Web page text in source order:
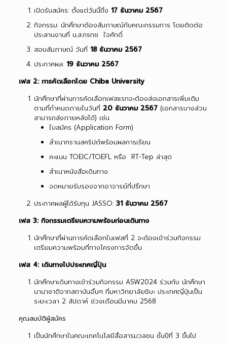
เปิดรับสมัคร: ตั้งแต่วันนี้ถึง 17 ธันวาคม 2567
กิจกรรม: นักศึกษาต้องสัมภาษณ์กับคณะกรรมการ โดยติดต่อ
ประสานงานที่ น.ส.กรกช ใจศักดิ์
สอบสัมภาษณ์ วันที่ 18 ธันวาคม 2567
ประกาศผล: 19 ธันวาคม 2567
เฟส 2: การคัดเลือกโดย Chiba University
นักศึกษาที่ผ่านการคัดเลือกเฟสแรกจะต้องส่งเอกสารเพิ่มเติม
ตามที่กำหนดภายในวันที่ 20 ธันวาคม 2567(เอกสารบางส่วน
สามารถส่งภายหลังได้) เช่น
ใบสมัคร (Application Form)
สำเนาทรานสคริปต์พร้อมผลการเรียน
คะแนน TOEIC/TOEFL หรือ RT-Tep ล่าสุด
สำเนาหนังสือเดินทาง
จดหมายรับรองจากอาจารย์ที่ปรึกษา
ประกาศผลผู้ได้รับทุน JASSO: 31 ธันวาคม 2567
เฟส 3: กิจกรรมเตรียมความพร้อมก่อนเดินทาง
นักศึกษาที่ผ่านการคัดเลือกในเฟสที่ 2 จะต้องเข้าร่วมกิจกรรม
เตรียมความพร้อมที่ทางโครงการจัดขึ้น
เฟส 4: เดินทางไปประเทศญี่ปุ่น
นักศึกษาเดินทางเข้าร่วมกิจกรรม ASW2024 ร่วมกับ นักศึกษา
นานาชาติจากสถาบันอื่นๆ ที่มหาวิทยาลัยชิบะ ประเทศญี่ปุ่นเป็น
ระยะเวลา 2 สัปดาห์ ช่วงเดือนมีนาคม 2568
คุณสมบัติผู้สมัคร
เป็นนักศึกษาในคณะเทคโนโลยีสื่อสารมวลชน ชั้นปีที่ 3 ขึ้นไป